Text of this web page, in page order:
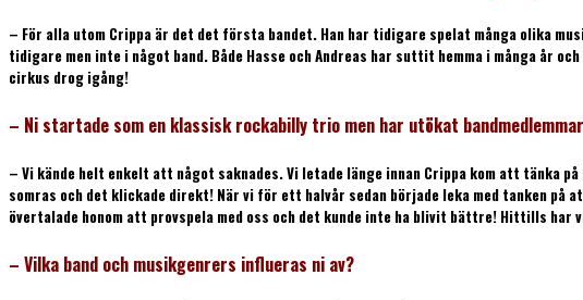
– För alla utom Crippa är det det första bandet. Han har tidigare spelat många olika
tidigare men inte i något band. Både Hasse och Andreas har suttit hemma i många år
cirkus drog igång!
– Ni startade som en klassisk rockabilly trio men har utökat
– Vi kände helt enkelt att något saknades. Vi letade länge innan Crippa kom att tänka
somras och det klickade direkt! När vi för ett halvår sedan började leka med tanken på
övertalade honom att provspela med oss och det kunde inte ha blivit bättre! Hittills
– Vilka band och musikgenrers influeras ni av?